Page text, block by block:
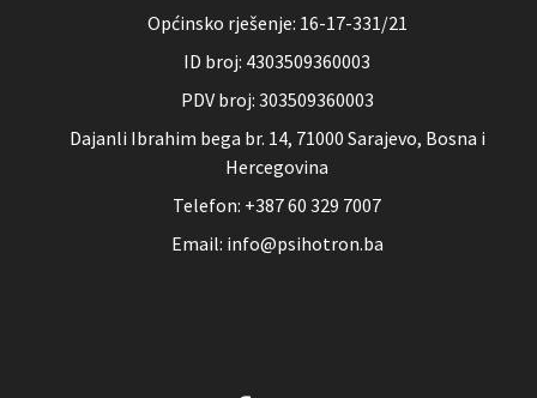
Općinsko rješenje: 16-17-331/21
ID broj: 4303509360003
PDV broj: 303509360003
Dajanli Ibrahim bega br. 14, 71000 Sarajevo, Bosna i
Hercegovina
Telefon: +387 60 329 7007
Email: info@psihotron.ba